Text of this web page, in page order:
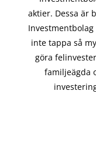
aktier. Dessa är
inte tappa så
göra
familjeägda